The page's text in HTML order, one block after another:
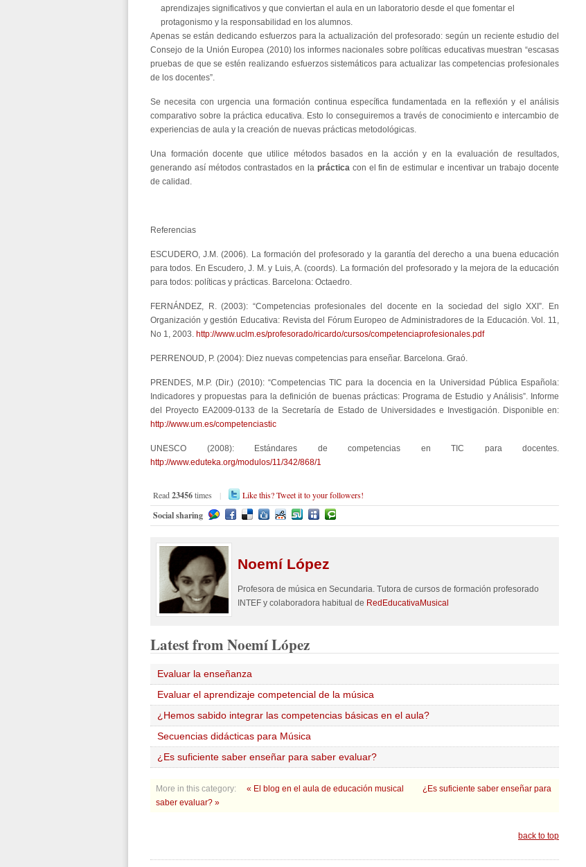
aprendizajes significativos y que conviertan el aula en un laboratorio desde el que fomentar el
protagonismo y la responsabilidad en los alumnos.
Apenas se están dedicando esfuerzos para la actualización del profesorado: según un reciente estudio del
Consejo de la Unión Europea (2010) los informes nacionales sobre políticas educativas muestran “escasas
pruebas de que se estén realizando esfuerzos sistemáticos para actualizar las competencias profesionales
de los docentes”.
Se necesita con urgencia una formación continua específica fundamentada en la reflexión y el análisis
comparativo sobre la práctica educativa. Esto lo conseguiremos a través de conocimiento e intercambio de
experiencias de aula y la creación de nuevas prácticas metodológicas.
Una formación docente que utilice métodos basados en la acción y en la evaluación de resultados,
generando así métodos contrastados en la prácticacon el fin de estimular e incentivar un trabajo docente
de calidad.
Referencias
ESCUDERO, J.M. (2006). La formación del profesorado y la garantía del derecho a una buena educación
para todos. En Escudero, J. M. y Luis, A. (coords). La formación del profesorado y la mejora de la educación
para todos: políticas y prácticas. Barcelona: Octaedro.
FERNÁNDEZ, R. (2003): “Competencias profesionales del docente en la sociedad del siglo XXI”. En
Organización y gestión Educativa: Revista del Fórum Europeo de Administradores de la Educación. Vol. 11,
No 1, 2003. http://www.uclm.es/profesorado/ricardo/cursos/competenciaprofesionales.pdf
PERRENOUD, P. (2004): Diez nuevas competencias para enseñar. Barcelona. Graó.
PRENDES, M.P. (Dir.) (2010): “Competencias TIC para la docencia en la Universidad Pública Española:
Indicadores y propuestas para la definición de buenas prácticas: Programa de Estudio y Análisis”. Informe
del Proyecto EA2009-0133 de la Secretaría de Estado de Universidades e Investigación. Disponible en:
http://www.um.es/competenciastic
UNESCO (2008): Estándares de competencias en TIC para docentes.
http://www.eduteka.org/modulos/11/342/868/1
Read23456times | Like this? Tweet it to your followers!
Social sharing
NoemíLópez
Profesora de música en Secundaria. Tutora de cursos de formación profesorado
INTEF y colaboradora habitual de RedEducativaMusical
Latestfrom Noemí López
Evaluar la enseñanza
Evaluar el aprendizaje competencial de la música
¿Hemos sabido integrar las competencias básicas en el aula?
Secuencias didácticas para Música
¿Es suficiente saber enseñar para saber evaluar?
More in this category: « El blog en el aula de educación musical
¿Es suficiente saber enseñar para
saber evaluar? »
back to top